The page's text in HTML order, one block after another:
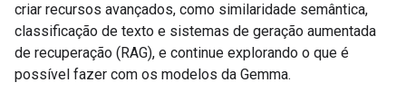
criar recursos avançados, como similaridade semântica,
classificação de texto e sistemas de geração aumentada
de recuperação (RAG), e continue explorando o que é
possível fazer com os modelos da Gemma.